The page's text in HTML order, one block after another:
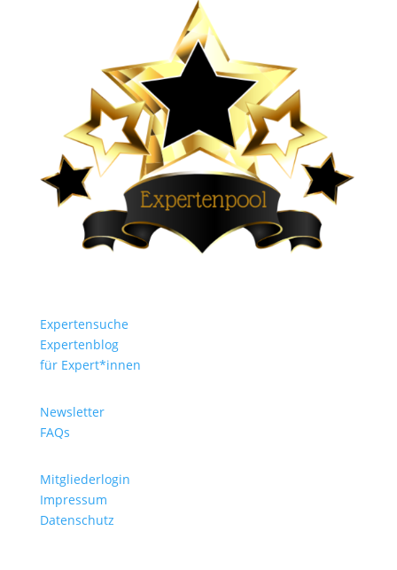
Expertensuche
Expertenblog
für Expert*innen
Newsletter
FAQs
Mitgliederlogin
Impressum
Datenschutz